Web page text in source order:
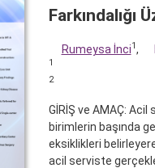
Farkındalığı
Rumeysa İnci1 ,
1
2
GİRİŞ ve AMAÇ:
birimlerin başında
eksiklikleri
acil serviste